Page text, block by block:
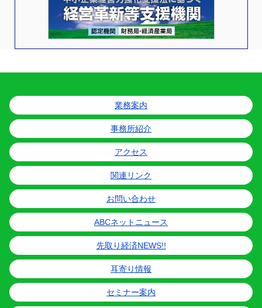
業務案内
事務所紹介
アクセス
関連リンク
お問い合わせ
ABCネットニュース
先取り経済NEWS!!
耳寄り情報
セミナー案内